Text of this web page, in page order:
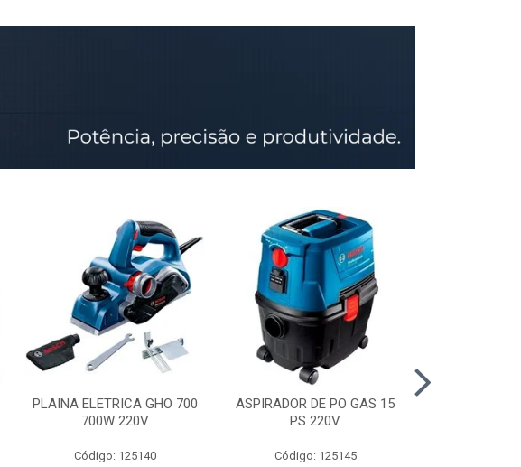
PLAINA ELETRICA GHO 700
700W 220V
Código: 125140
ASPIRADOR DE PO GAS 15
PS 220V
Código: 125145